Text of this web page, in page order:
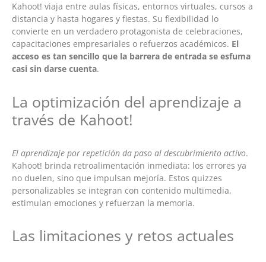
Kahoot! viaja entre aulas físicas, entornos virtuales, cursos a
distancia y hasta hogares y fiestas. Su flexibilidad lo
convierte en un verdadero protagonista de celebraciones,
capacitaciones empresariales o refuerzos académicos. El
acceso es tan sencillo que la barrera de entrada se esfuma
casi sin darse cuenta.
La optimización del aprendizaje a
través de Kahoot!
El aprendizaje por repetición da paso al descubrimiento activo.
Kahoot! brinda retroalimentación inmediata: los errores ya
no duelen, sino que impulsan mejoría. Estos quizzes
personalizables se integran con contenido multimedia,
estimulan emociones y refuerzan la memoria.
Las limitaciones y retos actuales